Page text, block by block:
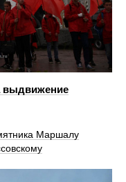
Маршалу